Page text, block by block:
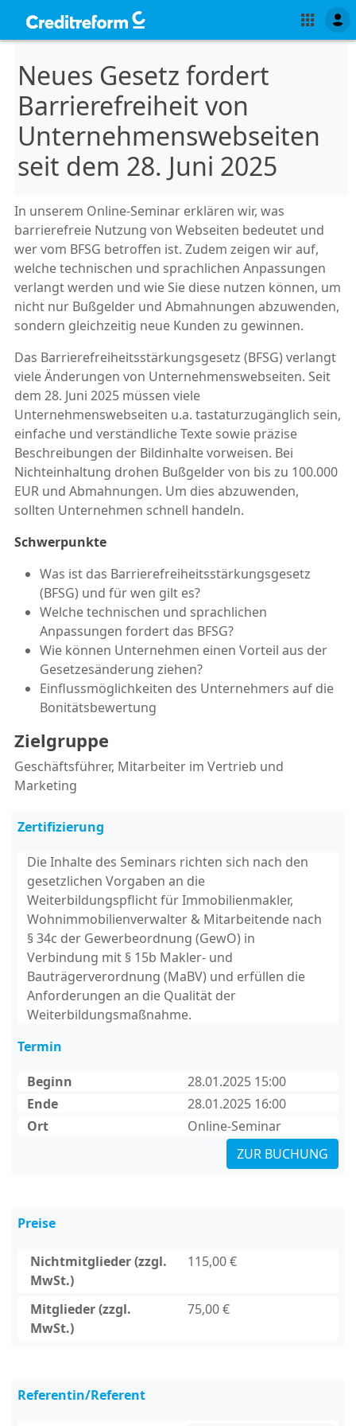
Neues Gesetz fordert
Barrierefreiheit von
Unternehmenswebseiten
seit dem 28. Juni 2025
In unserem Online-Seminar erklären wir, was
barrierefreie Nutzung von Webseiten bedeutet und
wer vom BFSG betroffen ist. Zudem zeigen wir auf,
welche technischen und sprachlichen Anpassungen
verlangt werden und wie Sie diese nutzen können, um
nicht nur Bußgelder und Abmahnungen abzuwenden,
sondern gleichzeitig neue Kunden zu gewinnen.
Das Barrierefreiheitsstärkungsgesetz (BFSG) verlangt
viele Änderungen von Unternehmenswebseiten. Seit
dem 28. Juni 2025 müssen viele
Unternehmenswebseiten u.a. tastaturzugänglich sein,
einfache und verständliche Texte sowie präzise
Beschreibungen der Bildinhalte vorweisen. Bei
Nichteinhaltung drohen Bußgelder von bis zu 100.000
EUR und Abmahnungen. Um dies abzuwenden,
sollten Unternehmen schnell handeln.
Schwerpunkte
Was ist das Barrierefreiheitsstärkungsgesetz
(BFSG) und für wen gilt es?
Welche technischen und sprachlichen
Anpassungen fordert das BFSG?
Wie können Unternehmen einen Vorteil aus der
Gesetzesänderung ziehen?
Einflussmöglichkeiten des Unternehmers auf die
Bonitätsbewertung
Zielgruppe
Geschäftsführer, Mitarbeiter im Vertrieb und
Marketing
Zertifizierung
Die Inhalte des Seminars richten sich nach den
gesetzlichen Vorgaben an die
Weiterbildungspflicht für Immobilienmakler,
Wohnimmobilienverwalter & Mitarbeitende nach
§ 34c der Gewerbeordnung (GewO) in
Verbindung mit § 15b Makler- und
Bauträgerverordnung (MaBV) und erfüllen die
Anforderungen an die Qualität der
Weiterbildungsmaßnahme.
Termin
Beginn
28.01.2025 15:00
Ende
28.01.2025 16:00
Ort
Online-Seminar
ZUR BUCHUNG
Preise
Nichtmitglieder (zzgl.
MwSt.)
115,00 €
Mitglieder (zzgl.
MwSt.)
75,00 €
Referentin/Referent